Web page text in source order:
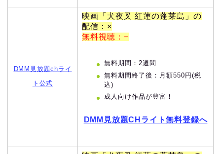
DMM見放題chライ
ト公式
映画「犬夜叉 紅蓮の蓬莱島」の
配信：×
無料視聴：−
無料期間：2週間
無料期間終了後：月額550円(税
込)
成人向け作品が豊富！
DMM見放題CHライト無料登録へ